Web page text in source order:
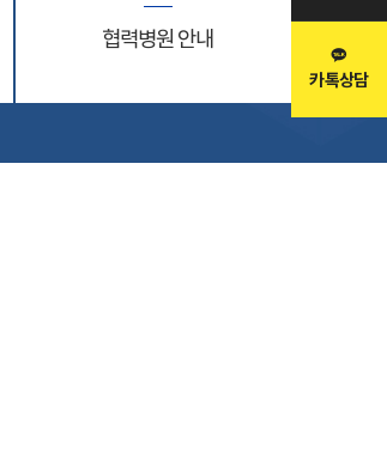
카톡상담
협력병원 안내